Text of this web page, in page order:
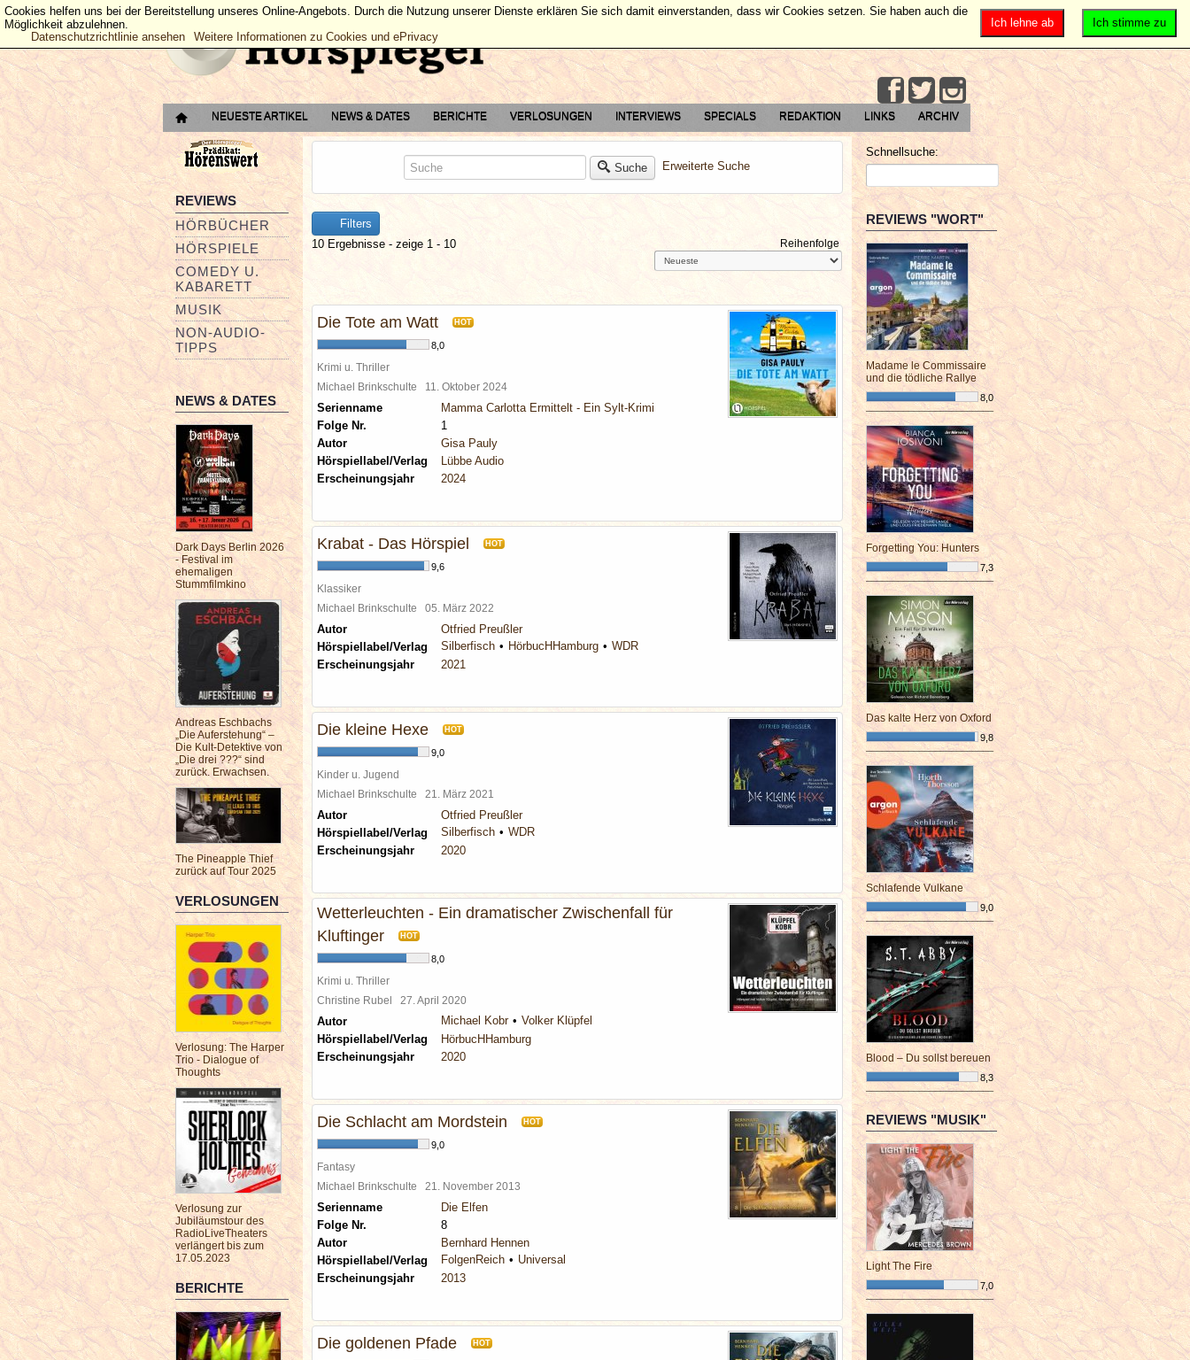
NEUESTE ARTIKEL NEWS & DATES BERICHTE VERLOSUNGEN INTERVIEWS SPECIALS REDAKTION LINKS ARCHIV
REVIEWS
HÖRBÜCHER
HÖRSPIELE
COMEDY U.
KABARETT
MUSIK
NON-AUDIO-
TIPPS
NEWS & DATES
Dark Days Berlin 2026
- Festival im
ehemaligen
Stummfilmkino
Andreas Eschbachs
„Die Auferstehung“ –
Die Kult-Detektive von
„Die drei ???“ sind
zurück. Erwachsen.
The Pineapple Thief
zurück auf Tour 2025
VERLOSUNGEN
Verlosung: The Harper
Trio - Dialogue of
Thoughts
Verlosung zur
Jubiläumstour des
RadioLiveTheaters
verlängert bis zum
17.05.2023
BERICHTE
Suche Erweiterte Suche
Filters
10 Ergebnisse - zeige 1 - 10
Reihenfolge
Die Tote am Watt HOT
8,0
Krimi u. Thriller
Michael Brinkschulte 11. Oktober 2024
Serienname
Mamma Carlotta Ermittelt - Ein Sylt-Krimi
Folge Nr.
1
Autor
Gisa Pauly
Hörspiellabel/Verlag
Lübbe Audio
Erscheinungsjahr
2024
Krabat - Das Hörspiel HOT
9,6
Klassiker
Michael Brinkschulte 05. März 2022
Autor
Otfried Preußler
Hörspiellabel/Verlag
Silberfisch HörbucHHamburg
WDR
Erscheinungsjahr
2021
Die kleine Hexe HOT
9,0
Kinder u. Jugend
Michael Brinkschulte 21. März 2021
Autor
Otfried Preußler
Hörspiellabel/Verlag
Silberfisch
WDR
Erscheinungsjahr
2020
Wetterleuchten - Ein dramatischer Zwischenfall für
Kluftinger
HOT
8,0
Krimi u. Thriller
Christine Rubel 27. April 2020
Autor Michael Kobr
Volker Klüpfel
Hörspiellabel/Verlag
HörbucHHamburg
Erscheinungsjahr
2020
Die Schlacht am Mordstein HOT
9,0
Fantasy
Michael Brinkschulte 21. November 2013
Serienname
Die Elfen
Folge Nr.
8
Autor
Bernhard Hennen
Hörspiellabel/Verlag
FolgenReich
Universal
Erscheinungsjahr
2013
Die goldenen Pfade HOT
Schnellsuche:
REVIEWS "WORT"
Madame le Commissaire
und die tödliche Rallye
8,0
¯¯¯¯¯¯¯¯¯¯¯¯¯¯¯¯¯¯¯¯¯¯¯¯
Forgetting You: Hunters
7,3
¯¯¯¯¯¯¯¯¯¯¯¯¯¯¯¯¯¯¯¯¯¯¯¯
Das kalte Herz von Oxford
9,8
¯¯¯¯¯¯¯¯¯¯¯¯¯¯¯¯¯¯¯¯¯¯¯¯
Schlafende Vulkane
9,0
¯¯¯¯¯¯¯¯¯¯¯¯¯¯¯¯¯¯¯¯¯¯¯¯
Blood – Du sollst bereuen
8,3
¯¯¯¯¯¯¯¯¯¯¯¯¯¯¯¯¯¯¯¯¯¯¯¯
REVIEWS "MUSIK"
Light The Fire
7,0
¯¯¯¯¯¯¯¯¯¯¯¯¯¯¯¯¯¯¯¯¯¯¯¯
Ich stimme zu
Ich lehne ab
Cookies helfen uns bei der Bereitstellung unseres Online-Angebots. Durch die Nutzung unserer Dienste erklären Sie sich damit einverstanden, dass wir Cookies setzen. Sie haben auch die
Möglichkeit abzulehnen.
Datenschutzrichtlinie ansehen
Weitere Informationen zu Cookies und ePrivacy